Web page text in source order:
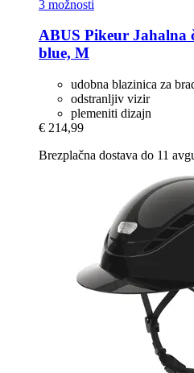
3 možnosti
ABUS Pikeur Jahalna
blue, M
udobna blazinica za
odstranljiv vizir
plemeniti dizajn
€ 214,99
Brezplačna dostava do 11